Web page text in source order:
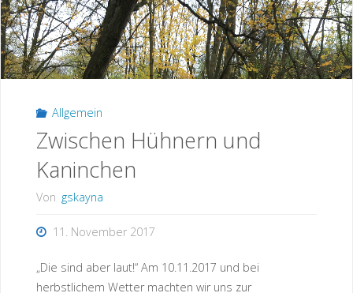
brennt?"
Allgemein
Zwischen Hühnern und
Kaninchen
Von gskayna
11. November 2017
„Die sind aber laut!“ Am 10.11.2017 und bei
herbstlichem Wetter machten wir uns zur